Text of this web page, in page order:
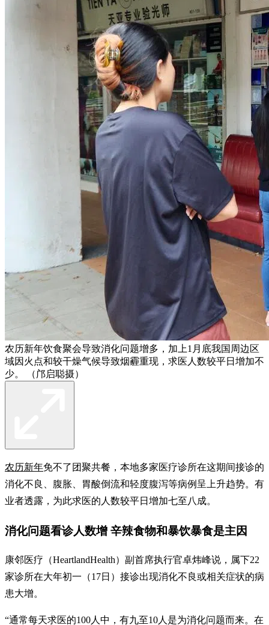
农历新年饮食聚会导致消化问题增多，加上1月底我国周边区
域因火点和较干燥气候导致烟霾重现，求医人数较平日增加不
少。 （邝启聪摄）
农历新年免不了团聚共餐，本地多家医疗诊所在这期间接诊的
消化不良、腹胀、胃酸倒流和轻度腹泻等病例呈上升趋势。有
业者透露，为此求医的人数较平日增加七至八成。
消化问题看诊人数增 辛辣食物和暴饮暴食是主因
康邻医疗（HeartlandHealth）副首席执行官卓炜峰说，属下22
家诊所在大年初一（17日）接诊出现消化不良或相关症状的病
患大增。
“通常每天求医的100人中，有九至10人是为消化问题而来。在